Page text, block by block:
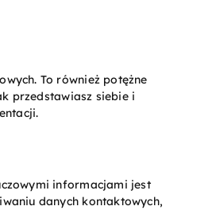
To również potężne
przedstawiasz siebie i
informacjami jest
danych kontaktowych,